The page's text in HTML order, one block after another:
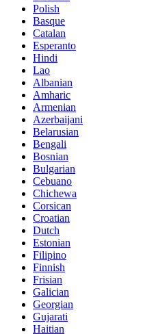
Polish
Basque
Catalan
Esperanto
Hindi
Lao
Albanian
Amharic
Armenian
Azerbaijani
Belarusian
Bengali
Bosnian
Bulgarian
Cebuano
Chichewa
Corsican
Croatian
Dutch
Estonian
Filipino
Finnish
Frisian
Galician
Georgian
Gujarati
Haitian